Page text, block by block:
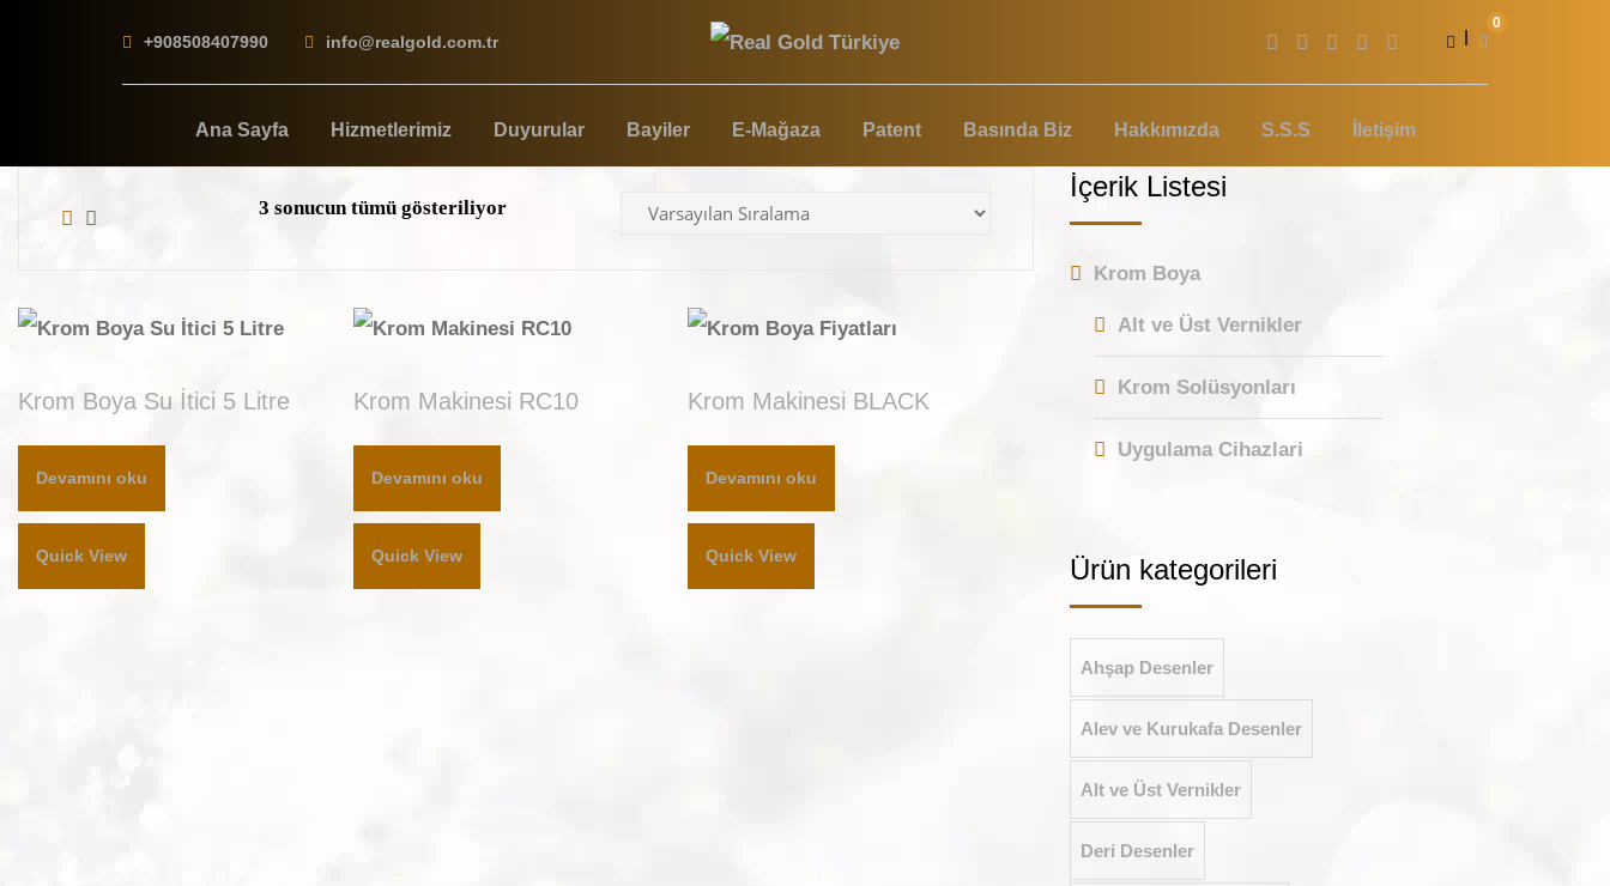
+908508407990 info@realgold.com.tr
0
|
Ana Sayfa Hizmetlerimiz Duyurular Bayiler E-Mağaza Patent Basında Biz Hakkımızda S.S.S İletişim
3 sonucun tümü gösteriliyor
Krom Boya Su İtici 5 Litre
Devamını oku
Quick View
Krom Makinesi RC10
Devamını oku
Quick View
Krom Makinesi BLACK
Devamını oku
Quick View
İçerik Listesi
Krom Boya
Alt ve Üst Vernikler
Krom Solüsyonları
Uygulama Cihazlari
Ürün kategorileri
Ahşap Desenler
Alev ve Kurukafa Desenler
Alt ve Üst Vernikler
Deri Desenler